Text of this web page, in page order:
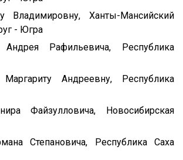
Владимировну, Ханты-Мансийский
- Югра
Рафильевича, Республика
Андреевну, Республика
Файзулловича, Новосибирская
Степановича, Республика Саха